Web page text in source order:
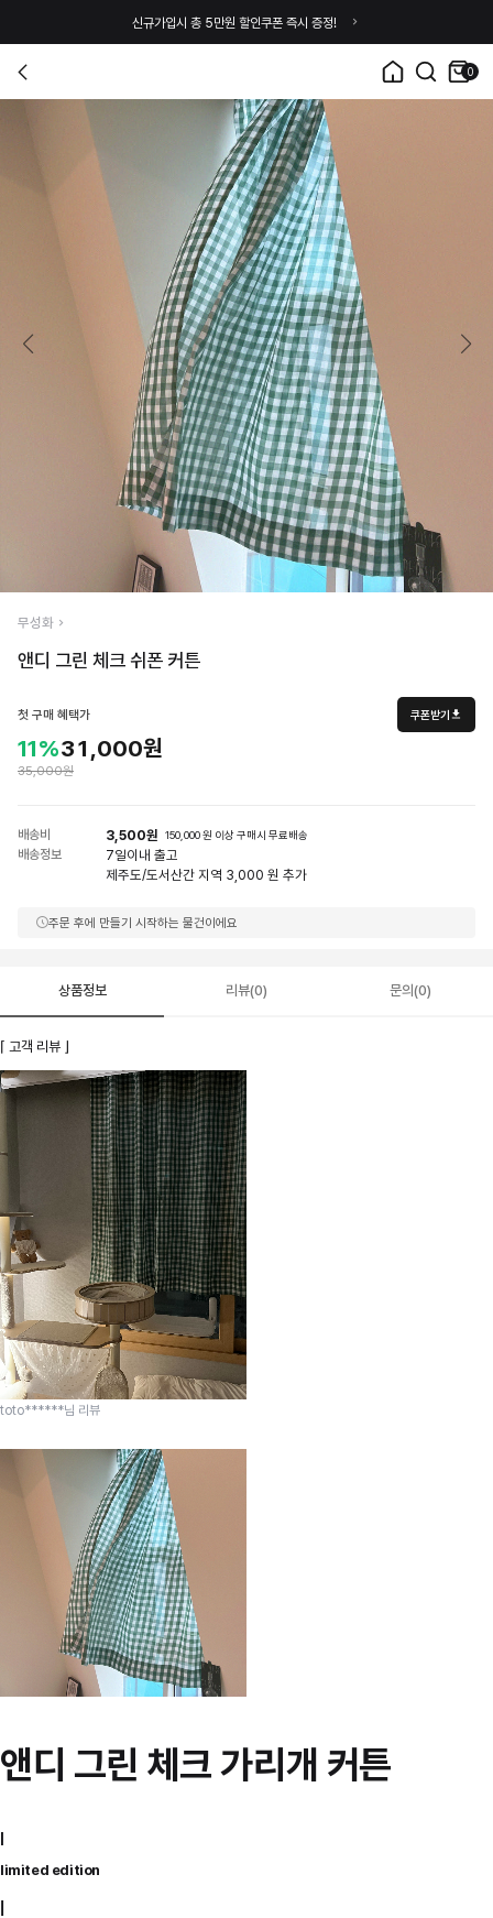
신규가입시 총 5만원 할인쿠폰 즉시 증정!
0
무성화
앤디 그린 체크 쉬폰 커튼
첫 구매 혜택가 쿠폰받기
11%31,000원
35,000원
배송비 3,500원 150,000 원 이상 구매시 무료배송
배송정보 7일이내 출고
제주도/도서산간 지역 3,000 원 추가
주문 후에 만들기 시작하는 물건이에요
상품정보 리뷰(0) 문의(0)
⌈ 고객 리뷰 ⌋
toto******님 리뷰
앤디 그린 체크 가리개 커튼
limited edition
|